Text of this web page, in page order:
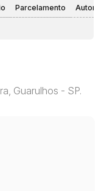
Parcelamento
Guarulhos - SP.